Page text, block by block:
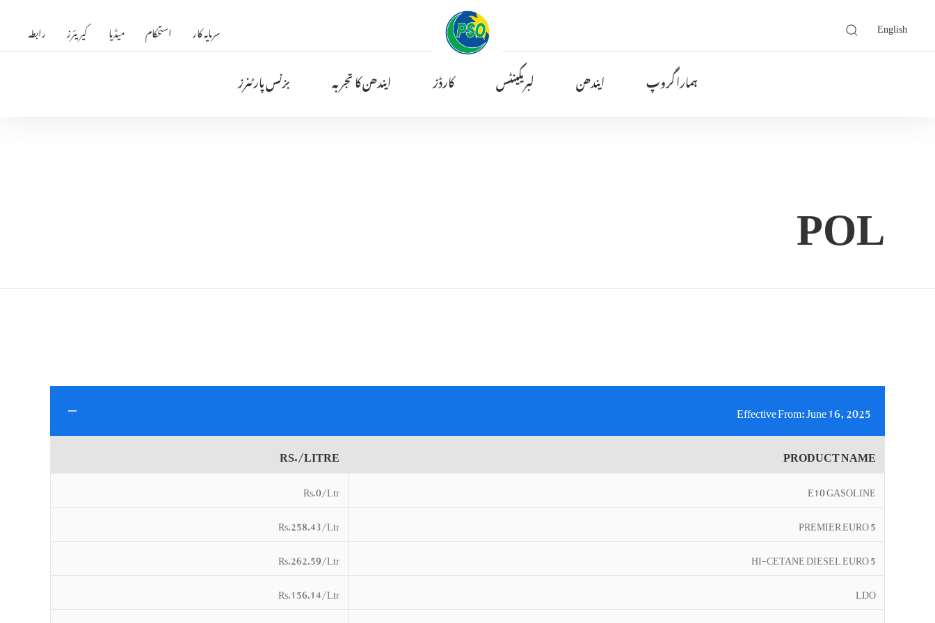
English سرمایہ کار استحکام میڈیا کیریئرز رابطہ
ہمارا گروپ ایندھن لبریکینٹس کارڈز ایندھن کا تجربہ بزنس پارٹنرز
POL
Effective From: June 16, 2025
PRODUCT NAME
RS./LITRE
E10 GASOLINE
Rs.0/Ltr
PREMIER EURO 5
Rs.258.43/Ltr
HI-CETANE DIESEL EURO 5
Rs.262.59/Ltr
LDO
Rs.156.14/Ltr